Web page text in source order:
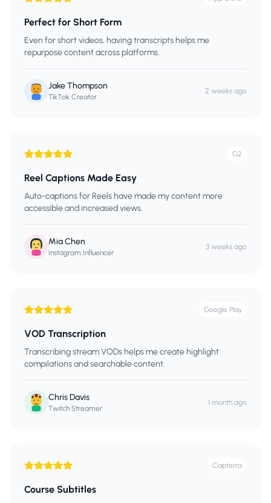
Perfect for Short Form
Even for short videos, having transcripts helps me
repurpose content across platforms.
Jake Thompson
TikTok Creator
2 weeks ago
G2
Reel Captions Made Easy
Auto-captions for Reels have made my content more
accessible and increased views.
Mia Chen
Instagram Influencer
3 weeks ago
Google Play
VOD Transcription
Transcribing stream VODs helps me create highlight
compilations and searchable content.
Chris Davis
Twitch Streamer
1 month ago
Capterra
Course Subtitles